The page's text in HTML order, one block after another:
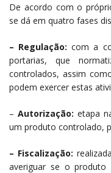
De acordo com o
se dá em quatro fases
– Regulação:com a
portarias, que
controlados, assim
podem exercer estas
– Autorização: etapa
um produto controlado,
– Fiscalização:
averiguar se o produto